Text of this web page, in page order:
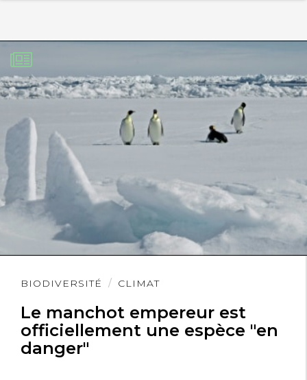
BIODIVERSITÉ CLIMAT
Le manchot empereur est
officiellement une espèce "en
danger"
Lire